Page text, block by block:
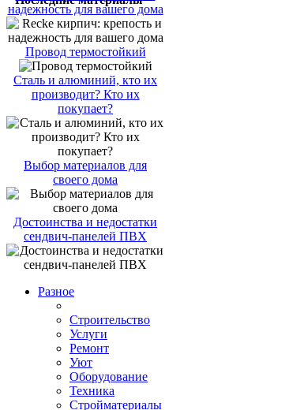
надежность для вашего дома
Провод термостойкий
Сталь и алюминий, кто их
производит? Кто их
покупает?
Выбор материалов для
своего дома
Достоинства и недостатки
сендвич-панелей ПВХ
Разное
Строительство
Услуги
Ремонт
Уют
Оборудование
Техника
Стройматериалы